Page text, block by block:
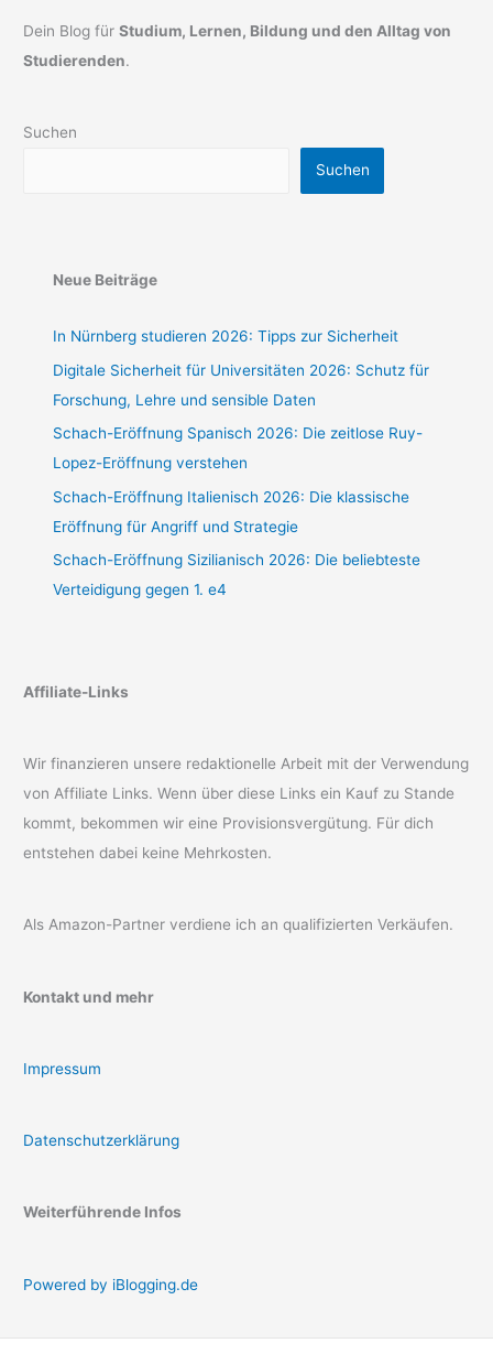
Dein Blog fürStudium, Lernen, Bildung und den Alltag von
Studierenden.
Suchen
Suchen
Neue Beiträge
In Nürnberg studieren 2026: Tipps zur Sicherheit
Digitale Sicherheit für Universitäten 2026: Schutz für
Forschung, Lehre und sensible Daten
Schach-Eröffnung Spanisch 2026: Die zeitlose Ruy-
Lopez-Eröffnung verstehen
Schach-Eröffnung Italienisch 2026: Die klassische
Eröffnung für Angriff und Strategie
Schach-Eröffnung Sizilianisch 2026: Die beliebteste
Verteidigung gegen 1. e4
Affiliate-Links
Wir finanzieren unsere redaktionelle Arbeit mit der Verwendung
von Affiliate Links. Wenn über diese Links ein Kauf zu Stande
kommt, bekommen wir eine Provisionsvergütung. Für dich
entstehen dabei keine Mehrkosten.
Als Amazon-Partner verdiene ich an qualifizierten Verkäufen.
Kontakt und mehr
Impressum
Datenschutzerklärung
Weiterführende Infos
Powered by iBlogging.de